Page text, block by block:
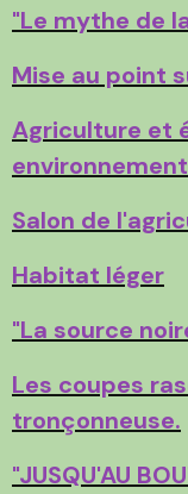
"Le mythe de
Mise au point
Agriculture et
Salon de
Habitat léger
"La source
Les coupes
tronçonneuse.
"JUSQU'AU